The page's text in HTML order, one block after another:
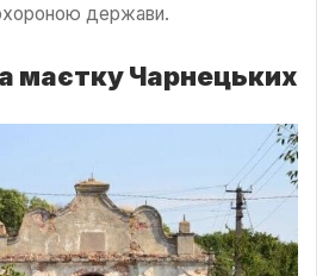
держави.
маєтку Чарнецьких